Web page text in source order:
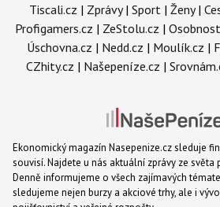
Tiscali.cz | Zprávy| Sport | Ženy|
Profigamers.cz | ZeStolu.cz |
Úschovna.cz | Nedd.cz | Moulík.cz |
CZhity.cz | Našepeníze.cz |
Ekonomický magazín Nasepenize.cz sleduje
souvisí. Najdete u nás aktuální zprávy ze světa
Denně informujeme o všech zajímavých
sledujeme nejen burzy a akciové trhy, ale i